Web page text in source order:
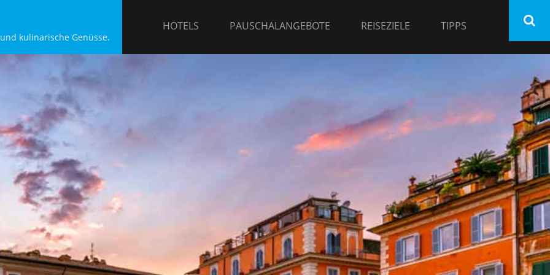
kulinarische Genüsse.
HOTELS PAUSCHALANGEBOTE REISEZIELE TIPPS